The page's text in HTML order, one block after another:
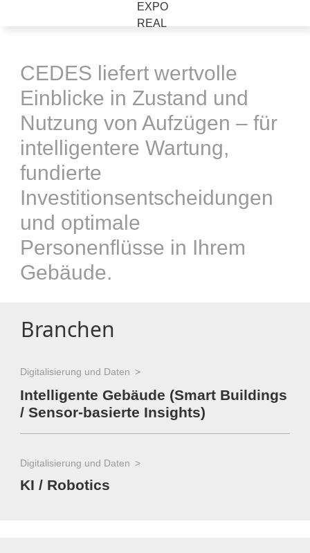
CEDES liefert wertvolle
Einblicke in Zustand und
Nutzung von Aufzügen – für
intelligentere Wartung,
fundierte
Investitionsentscheidungen
und optimale
Personenflüsse in Ihrem
Gebäude.
Branchen
Digitalisierung und Daten
Intelligente Gebäude (Smart Buildings
/ Sensor-basierte Insights)
Digitalisierung und Daten
KI / Robotics